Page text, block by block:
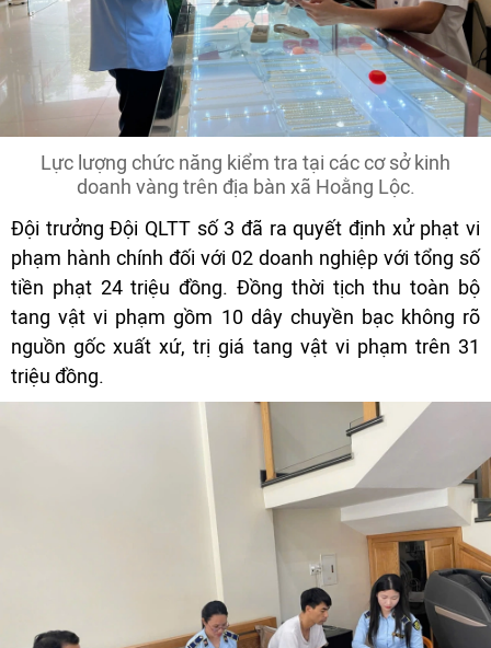
Lực lượng chức năng kiểm tra tại các cơ sở kinh
doanh vàng trên địa bàn xã Hoằng Lộc.
Đội trưởng Đội QLTT số 3 đã ra quyết định xử phạt vi
phạm hành chính đối với 02 doanh nghiệp với tổng số
tiền phạt 24 triệu đồng. Đồng thời tịch thu toàn bộ
tang vật vi phạm gồm 10 dây chuyền bạc không rõ
nguồn gốc xuất xứ, trị giá tang vật vi phạm trên 31
triệu đồng.